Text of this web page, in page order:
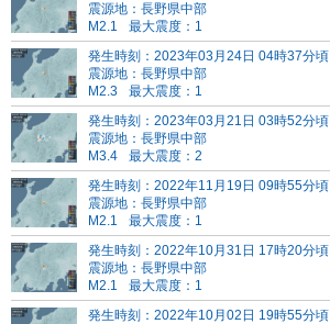
震源地：長野県中部
M2.1
最大震度：1
発生時刻：2023年03月24日 04時37分頃
震源地：長野県中部
M2.3
最大震度：1
発生時刻：2023年03月21日 03時52分頃
震源地：長野県中部
M3.4
最大震度：2
発生時刻：2022年11月19日 09時55分頃
震源地：長野県中部
M2.1
最大震度：1
発生時刻：2022年10月31日 17時20分頃
震源地：長野県中部
M2.1
最大震度：1
発生時刻：2022年10月02日 19時55分頃